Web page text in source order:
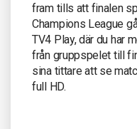
fram tills att finalen
Champions League
TV4 Play, där du har
från gruppspelet till
sina tittare att se
full HD.